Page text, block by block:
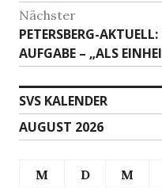
Nächster
Nächster
Beitrag:
PETERSBERG-AKTUELL:
UFGABE – „ALS
SVS KALENDER
AUGUST 2026
M D M